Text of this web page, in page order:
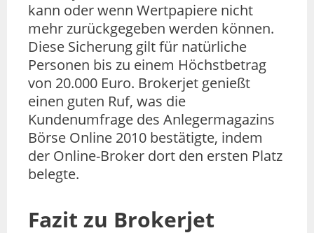
kann oder wenn Wertpapiere nicht
mehr zurückgegeben werden können.
Diese Sicherung gilt für natürliche
Personen bis zu einem Höchstbetrag
von 20.000 Euro. Brokerjet genießt
einen guten Ruf, was die
Kundenumfrage des Anlegermagazins
Börse Online 2010 bestätigte, indem
der Online-Broker dort den ersten Platz
belegte.
Fazit zu Brokerjet